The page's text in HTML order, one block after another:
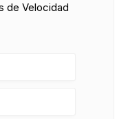
de Velocidad